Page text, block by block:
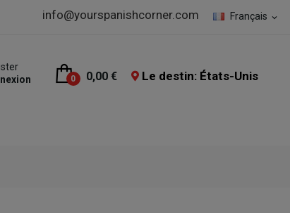
Français expand_more
info@yourspanishcorner.com
0 0,00 € Le destin: États-Unis